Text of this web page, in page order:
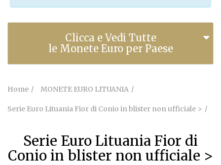
Clicca e Vedi Tutte
le Monete Euro per Paese
Home MONETE EURO LITUANIA
Serie Euro Lituania Fior di Conio in blister non ufficiale >
Serie Euro Lituania Fior di
Conio in blister non ufficiale >